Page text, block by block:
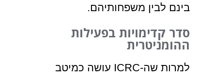
בינם לבין משפחותיהם.
סדר קדימויות בפעילות
ההומניטרית
למרות שה-ICRC עושה כמיטב